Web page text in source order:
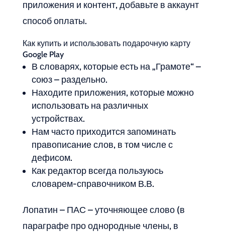
приложения и контент, добавьте в аккаунт
способ оплаты.
Как купить и использовать подарочную карту
Google Play
В словарях, которые есть на „Грамоте“ –
союз – раздельно.
Находите приложения, которые можно
использовать на различных
устройствах.
Нам часто приходится запоминать
правописание слов, в том числе с
дефисом.
Как редактор всегда пользуюсь
словарем-справочником В.В.
Лопатин – ПАС – уточняющее слово (в
параграфе про однородные члены, в